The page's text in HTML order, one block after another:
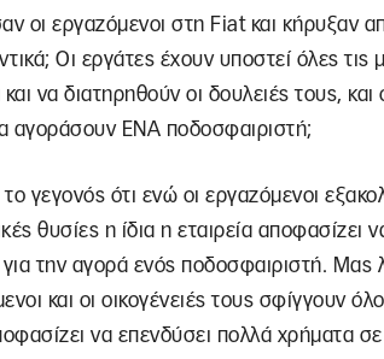
οι εργαζόμενοι στη Fiat και κήρυξαν
Οι εργάτες έχουν υποστεί όλες τις
και να διατηρηθούν οι δουλειές τους, και
αγοράσουν ΕΝΑ ποδοσφαιριστή;
γεγονός ότι ενώ οι εργαζόμενοι
θυσίες η ίδια η εταιρεία αποφασίζει
την αγορά ενός ποδοσφαιριστή. Μας
και οι οικογένειές τους σφίγγουν
να επενδύσει πολλά χρήματα